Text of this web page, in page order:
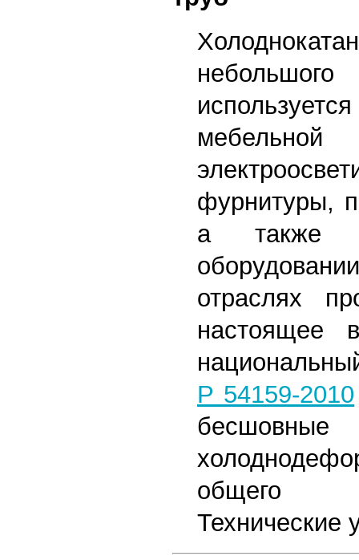
фурнитуры,
а также
отраслях
настоящее
Р 54159-2010
общего
Технические